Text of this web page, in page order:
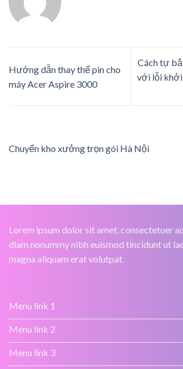
Hướng dẫn thay thế pin cho
máy Acer Aspire 3000
Cách tự
với lỗi khởi
Chuyển kho xưởng trọn gói Hà Nội
Lorem ipsum dolor sit amet, consectetuer
diam nonummy nibh euismod tincidunt ut
magna aliquam erat volutpat.
Menu link 1
Menu link 2
Menu link 3